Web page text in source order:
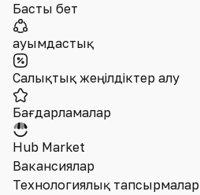
Басты бет
Қауымдастық
Салықтық жеңілдіктер алу
Бағдарламалар
Hub Market
Вакансиялар
Технологиялық тапсырмалар